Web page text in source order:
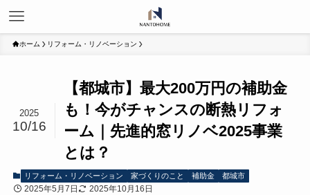
ホーム リフォーム・リノベーション
【都城市】最大200万円の補助金
も！今がチャンスの断熱リフォ
ーム｜先進的窓リノベ2025事業
とは？
2025
10/16
リフォーム・リノベーション 家づくりのこと 補助金 都城市
2025年5月7日 2025年10月16日